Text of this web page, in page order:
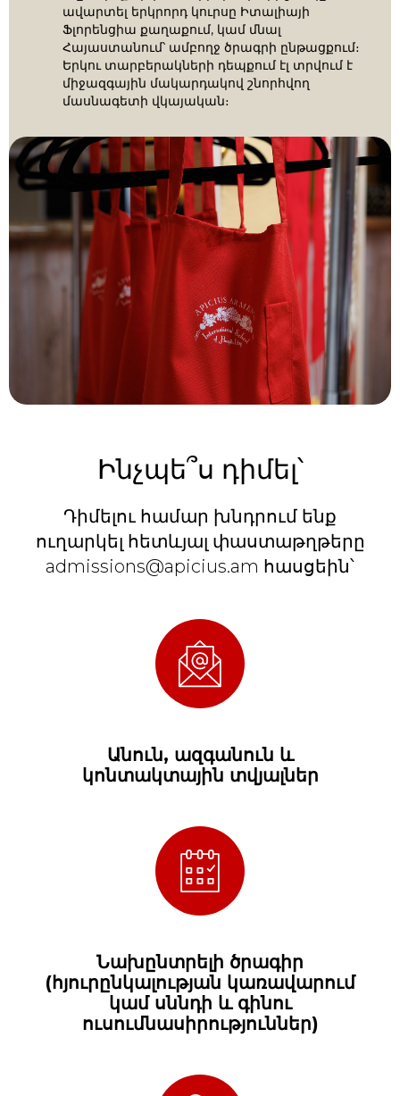
ավարտել երկրորդ կուրսը Իտալիայի
Ֆլորենցիա քաղաքում, կամ մնալ
Հայաստանում՝ ամբողջ ծրագրի ընթացքում։
Երկու տարբերակների դեպքում էլ տրվում է
միջազգային մակարդակով շնորհվող
մասնագետի վկայական։
Ինչպե՞ս դիմել՝
Դիմելու համար խնդրում ենք
ուղարկել հետևյալ փաստաթղթերը
admissions@apicius.am հասցեին՝
Անուն, ազգանուն և
կոնտակտային տվյալներ
Նախընտրելի ծրագիր
(հյուրընկալության կառավարում
կամ սննդի և գինու
ուսումնասիրություններ)